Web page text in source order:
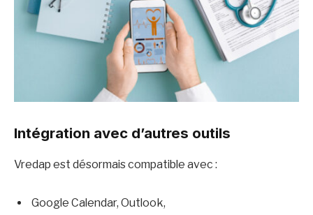
Intégration avec d’autres outils
Vredap est désormais compatible avec :
Google Calendar, Outlook,